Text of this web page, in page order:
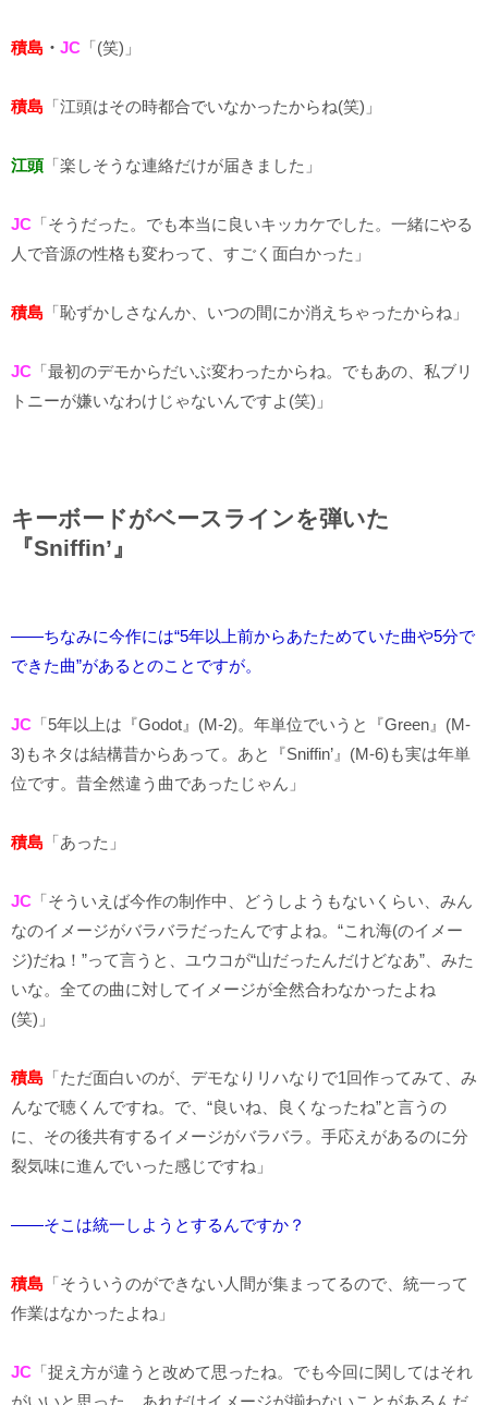
積島 ・ JC 「(笑)」
積島 「江頭はその時都合でいなかったからね(笑)」
江頭 「楽しそうな連絡だけが届きました」
JC 「そうだった。でも本当に良いキッカケでした。一緒にやる
人で音源の性格も変わって、すごく面白かった」
積島 「恥ずかしさなんか、いつの間にか消えちゃったからね」
JC 「最初のデモからだいぶ変わったからね。でもあの、私ブリ
トニーが嫌いなわけじゃないんですよ(笑)」
キーボードがベースラインを弾いた
『Sniffin’』
――ちなみに今作には“5年以上前からあたためていた曲や5分で
できた曲”があるとのことですが。
JC 「5年以上は『Godot』(M-2)。年単位でいうと『Green』(M-
3)もネタは結構昔からあって。あと『Sniffin’』(M-6)も実は年単
位です。昔全然違う曲であったじゃん」
積島 「あった」
JC 「そういえば今作の制作中、どうしようもないくらい、みん
なのイメージがバラバラだったんですよね。“これ海(のイメー
ジ)だね！”って言うと、ユウコが“山だったんだけどなあ”、みた
いな。全ての曲に対してイメージが全然合わなかったよね
(笑)」
積島 「ただ面白いのが、デモなりリハなりで1回作ってみて、み
んなで聴くんですね。で、“良いね、良くなったね”と言うの
に、その後共有するイメージがバラバラ。手応えがあるのに分
裂気味に進んでいった感じですね」
――そこは統一しようとするんですか？
積島 「そういうのができない人間が集まってるので、統一って
作業はなかったよね」
JC 「捉え方が違うと改めて思ったね。でも今回に関してはそれ
がいいと思った。あれだけイメージが揃わないことがあるんだ